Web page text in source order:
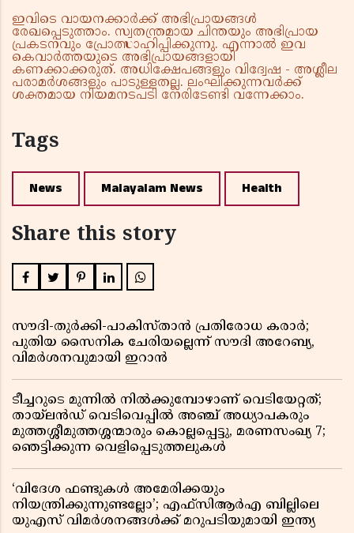
ഇവിടെ വായനക്കാർക്ക് അഭിപ്രായങ്ങൾ
രേഖപ്പെടുത്താം. സ്വതന്ത്രമായ ചിന്തയും അഭിപ്രായ
പ്രകടനവും പ്രോത്സാഹിപ്പിക്കുന്നു. എന്നാൽ ഇവ
കെവാർത്തയുടെ അഭിപ്രായങ്ങളായി
കണക്കാക്കരുത്. അധിക്ഷേപങ്ങളും വിദ്വേഷ - അശ്ലീല
പരാമർശങ്ങളും പാടുള്ളതല്ല. ലംഘിക്കുന്നവർക്ക്
ശക്തമായ നിയമനടപടി നേരിടേണ്ടി വന്നേക്കാം.
Tags
News Malayalam News Health
Share this story
സൗദി-തുർക്കി-പാകിസ്താൻ പ്രതിരോധ കരാർ;
പുതിയ സൈനിക ചേരിയല്ലെന്ന് സൗദി അറേബ്യ,
വിമർശനവുമായി ഇറാൻ
ടീച്ചറുടെ മുന്നിൽ നിൽക്കുമ്പോഴാണ് വെടിയേറ്റത്;
തായ്‌ലൻഡ് വെടിവെപ്പിൽ അഞ്ച് അധ്യാപകരും
മുത്തശ്ശീമുത്തശ്ശന്മാരും കൊല്ലപ്പെട്ടു, മരണസംഖ്യ 7;
ഞെട്ടിക്കുന്ന വെളിപ്പെടുത്തലുകൾ
‘വിദേശ ഫണ്ടുകൾ അമേരിക്കയും
നിയന്ത്രിക്കുന്നുണ്ടല്ലോ’; എഫ്സിആർഎ ബില്ലിലെ
യുഎസ് വിമർശനങ്ങൾക്ക് മറുപടിയുമായി ഇന്ത്യ